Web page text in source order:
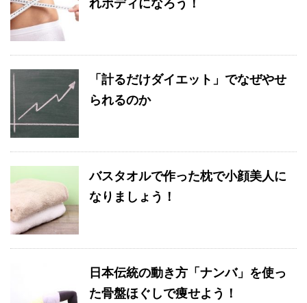
れボディになろう！
「計るだけダイエット」でなぜやせ
られるのか
バスタオルで作った枕で小顔美人に
なりましょう！
日本伝統の動き方「ナンバ」を使っ
た骨盤ほぐしで痩せよう！